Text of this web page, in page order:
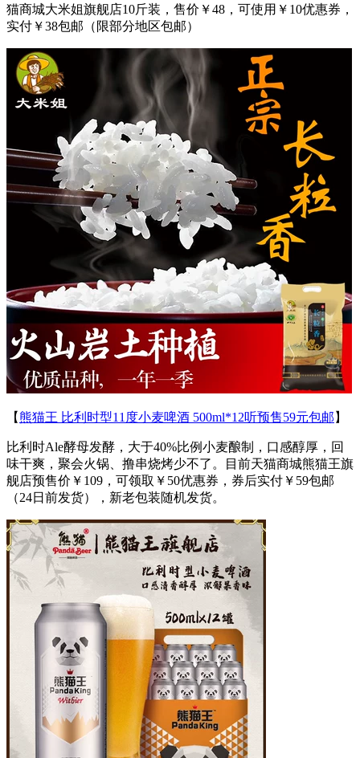
猫商城大米姐旗舰店10斤装，售价￥48，可使用￥10优惠券，
实付￥38包邮（限部分地区包邮）
【熊猫王 比利时型11度小麦啤酒 500ml*12听预售59元包邮 】
比利时Ale酵母发酵，大于40%比例小麦酿制，口感醇厚，回
味干爽，聚会火锅、撸串烧烤少不了。目前天猫商城熊猫王旗
舰店预售价￥109，可领取￥50优惠券，券后实付￥59包邮
（24日前发货），新老包装随机发货。